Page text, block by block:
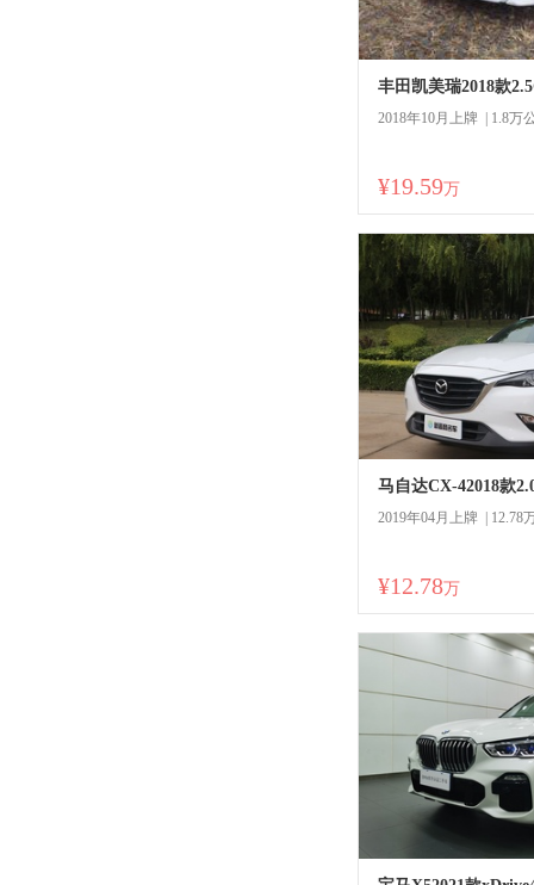
丰田凯美瑞2018款
2018年10月上牌 | 1.8万
¥19.59万
2019年04月上牌 | 12.78
¥12.78万